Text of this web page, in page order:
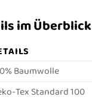
im Überblick
Baumwolle
Tex Standard 100